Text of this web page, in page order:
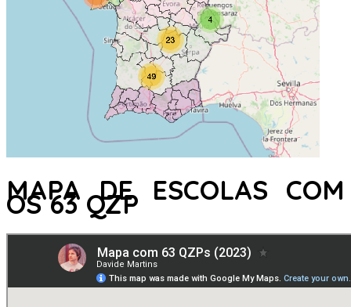
MAPA DE ESCOLAS COM
OS 63 QZP